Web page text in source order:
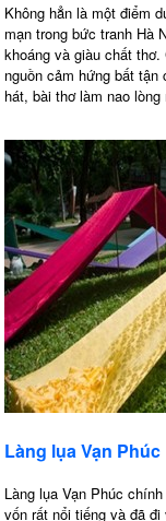
Không hẳn là một điểm
mạn trong bức tranh Hà
khoáng và giàu chất
nguồn cảm hứng bất
hát, bài thơ làm nao lòng
Làng lụa Vạn Phúc
Làng lụa Vạn Phúc
vốn rất nổi tiếng và đã